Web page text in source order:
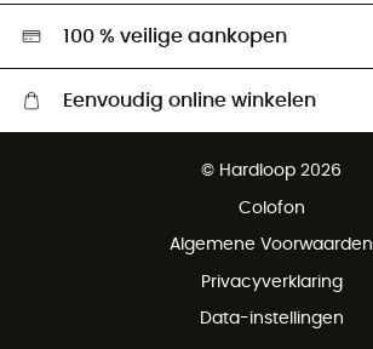
Hardgreen
100 % veilige aankopen
Eenvoudig online winkelen
Gratis retourneren binnen 100 dagen
© Hardloop 2026
Colofon
Algemene Voorwaarden
Privacyverklaring
Data-instellingen